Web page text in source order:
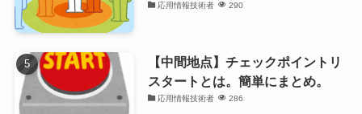
応用情報技術者 290
【中間地点】チェックポイントリ
スタートとは。簡単にまとめ。
応用情報技術者 286